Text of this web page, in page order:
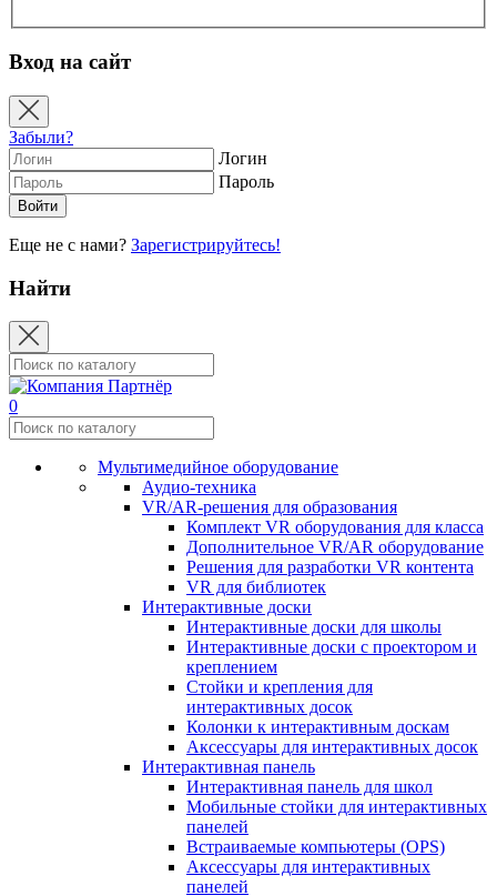
Вход на сайт
Забыли?
Логин
Пароль
Еще не с нами? Зарегистрируйтесь!
Найти
0
Мультимедийное оборудование
Аудио-техника
VR/AR-решения для образования
Комплект VR оборудования для класса
Дополнительное VR/AR оборудование
Решения для разработки VR контента
VR для библиотек
Интерактивные доски
Интерактивные доски для школы
Интерактивные доски с проектором и
креплением
Стойки и крепления для
интерактивных досок
Колонки к интерактивным доскам
Аксессуары для интерактивных досок
Интерактивная панель
Интерактивная панель для школ
Мобильные стойки для интерактивных
панелей
Встраиваемые компьютеры (OPS)
Аксессуары для интерактивных
панелей